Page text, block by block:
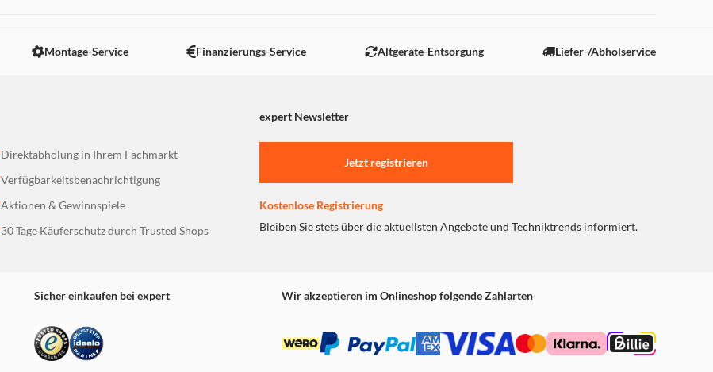
Montage-Service Finanzierungs-Service Altgeräte-Entsorgung Liefer-/Abholservice
expert Newsletter
Direktabholung in Ihrem Fachmarkt
Verfügbarkeitsbenachrichtigung
Aktionen & Gewinnspiele
30 Tage Käuferschutz durch Trusted Shops
Jetzt registrieren
Kostenlose Registrierung
Bleiben Sie stets über die aktuellsten Angebote und Techniktrends informiert.
Sicher einkaufen bei expert Wir akzeptieren im Onlineshop folgende Zahlarten